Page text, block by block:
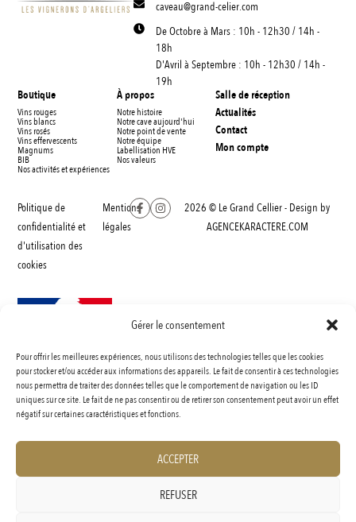
Gérer le consentement
Pour offrir les meilleures expériences, nous utilisons des technologies telles que les cookies
pour stocker et/ou accéder aux informations des appareils. Le fait de consentir à ces technologies
nous permettra de traiter des données telles que le comportement de navigation ou les ID
uniques sur ce site. Le fait de ne pas consentir ou de retirer son consentement peut avoir un effet
négatif sur certaines caractéristiques et fonctions.
ACCEPTER
REFUSER
caveau@grand-celier.com
De Octobre à Mars : 10h - 12h30 / 14h -
18h
D'Avril à Septembre : 10h - 12h30 / 14h -
19h
Boutique
Vins rouges
Vins blancs
Vins rosés
Vins effervescents
Magnums
BIB
Nos activités et expériences
À propos
Notre histoire
Notre cave aujourd'hui
Notre point de vente
Notre équipe
Labellisation HVE
Nos valeurs
Salle de réception
Actualités
Contact
Mon compte
Politique de
confidentialité et
d'utilisation des
cookies
Mentions
légales
2026 © Le Grand Cellier - Design by
AGENCEKARACTERE.COM
INTERDICTION DE VENTE DE BOISSONS ALCOOLIQUES AUX MINEURS DE MOINS
DE 18 ANS
La preuve de majorité de l’acheteur est éxigée au moment de la vente en ligne.